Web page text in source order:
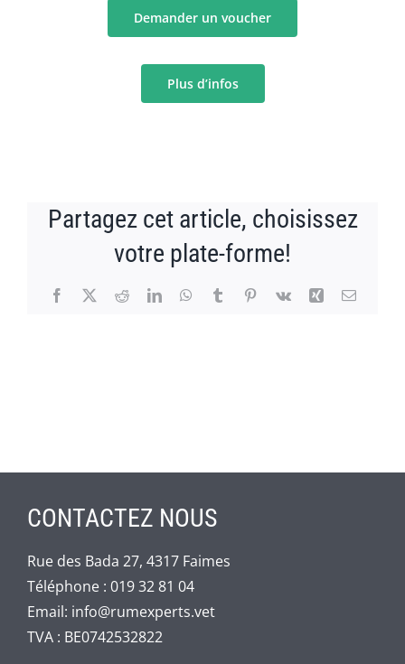
Demander un voucher
Plus d’infos
Partagez cet article, choisissez
votre plate-forme!
Facebook
X RedditLinkedInWhatsApp
TumblrPinterest
Vk Xing Email
CONTACTEZ NOUS
Rue des Bada 27, 4317 Faimes
Téléphone : 019 32 81 04
Email: info@rumexperts.vet
TVA : BE0742532822